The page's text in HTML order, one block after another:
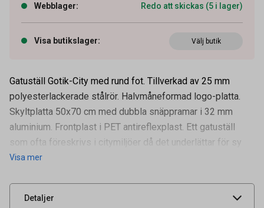
Webblager: Redo att skickas (5 i lager)
Visa butikslager: Välj butik
Gatuställ Gotik-City med rund fot. Tillverkad av 25 mm
polyesterlackerade stålrör. Halvmåneformad logo-platta.
Skyltplatta 50x70 cm med dubbla snäppramar i 32 mm
aluminium. Frontplast i PET antireflexplast. Ett gatuställ
som ofta föreskrivs i citymiljöer då det underlättar för sy
Visa mer
Detaljer
Artikelnummer 17020012
Mått (B x H) 500 x 700 mm
Leverantörens
UNSPSC 55121908